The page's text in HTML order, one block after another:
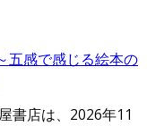
五感で感じる絵本の
書店は、2026年11